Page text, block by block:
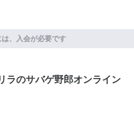
、入会が必要です
のサバゲ野郎オンライン